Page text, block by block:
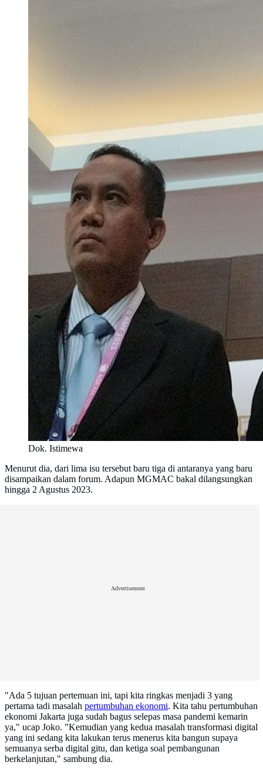
Dok. Istimewa
Menurut dia, dari lima isu tersebut baru tiga di antaranya yang baru
disampaikan dalam forum. Adapun MGMAC bakal dilangsungkan
hingga 2 Agustus 2023.
Advertisement
"Ada 5 tujuan pertemuan ini, tapi kita ringkas menjadi 3 yang
pertama tadi masalah pertumbuhan ekonomi. Kita tahu pertumbuhan
ekonomi Jakarta juga sudah bagus selepas masa pandemi kemarin
ya," ucap Joko. "Kemudian yang kedua masalah transformasi digital
yang ini sedang kita lakukan terus menerus kita bangun supaya
semuanya serba digital gitu, dan ketiga soal pembangunan
berkelanjutan," sambung dia.